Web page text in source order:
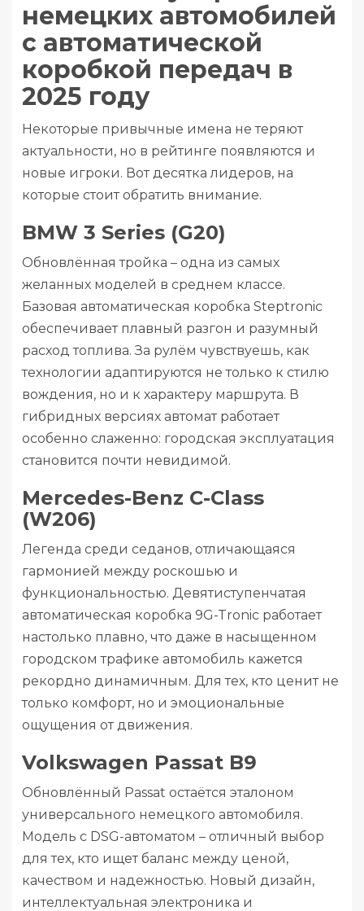
немецких автомобилей
с автоматической
коробкой передач в
2025 году
Некоторые привычные имена не теряют
актуальности, но в рейтинге появляются и
новые игроки. Вот десятка лидеров, на
которые стоит обратить внимание.
BMW 3 Series (G20)
Обновлённая тройка – одна из самых
желанных моделей в среднем классе.
Базовая автоматическая коробка Steptronic
обеспечивает плавный разгон и разумный
расход топлива. За рулём чувствуешь, как
технологии адаптируются не только к стилю
вождения, но и к характеру маршрута. В
гибридных версиях автомат работает
особенно слаженно: городская эксплуатация
становится почти невидимой.
Mercedes-Benz C-Class
(W206)
Легенда среди седанов, отличающаяся
гармонией между роскошью и
функциональностью. Девятиступенчатая
автоматическая коробка 9G-Tronic работает
настолько плавно, что даже в насыщенном
городском трафике автомобиль кажется
рекордно динамичным. Для тех, кто ценит не
только комфорт, но и эмоциональные
ощущения от движения.
Volkswagen Passat B9
Обновлённый Passat остаётся эталоном
универсального немецкого автомобиля.
Модель с DSG-автоматом – отличный выбор
для тех, кто ищет баланс между ценой,
качеством и надежностью. Новый дизайн,
интеллектуальная электроника и